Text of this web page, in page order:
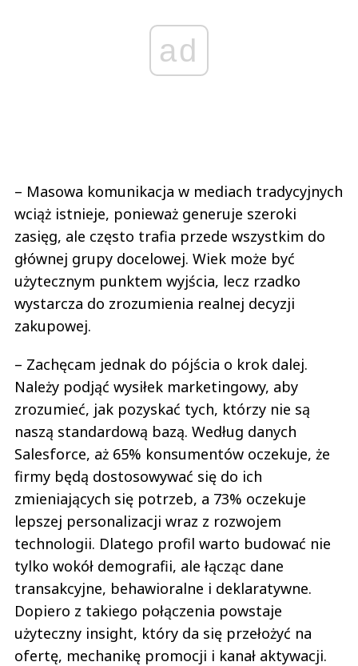
ad
– Masowa komunikacja w mediach tradycyjnych
wciąż istnieje, ponieważ generuje szeroki
zasięg, ale często trafia przede wszystkim do
głównej grupy docelowej. Wiek może być
użytecznym punktem wyjścia, lecz rzadko
wystarcza do zrozumienia realnej decyzji
zakupowej.
– Zachęcam jednak do pójścia o krok dalej.
Należy podjąć wysiłek marketingowy, aby
zrozumieć, jak pozyskać tych, którzy nie są
naszą standardową bazą. Według danych
Salesforce, aż 65% konsumentów oczekuje, że
firmy będą dostosowywać się do ich
zmieniających się potrzeb, a 73% oczekuje
lepszej personalizacji wraz z rozwojem
technologii. Dlatego profil warto budować nie
tylko wokół demografii, ale łącząc dane
transakcyjne, behawioralne i deklaratywne.
Dopiero z takiego połączenia powstaje
użyteczny insight, który da się przełożyć na
ofertę, mechanikę promocji i kanał aktywacji.